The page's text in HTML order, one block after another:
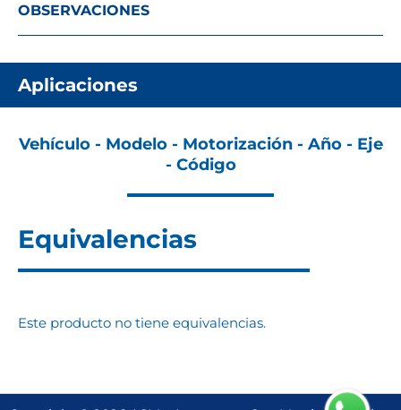
OBSERVACIONES
Aplicaciones
Vehículo - Modelo - Motorización - Año - Eje
- Código
Equivalencias
Este producto no tiene equivalencias.